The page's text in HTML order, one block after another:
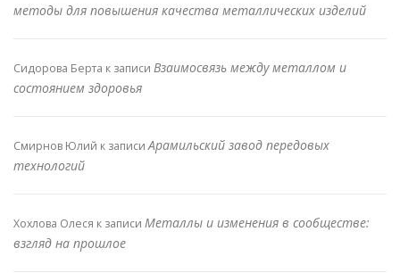
методы для повышения качества металлических изделий
Сидорова Берта к записи Взаимосвязь между металлом и
состоянием здоровья
Смирнов Юлий к записиАрамильский завод передовых
технологий
Хохлова Олеся к записи Металлы и изменения в сообществе:
взгляд на прошлое